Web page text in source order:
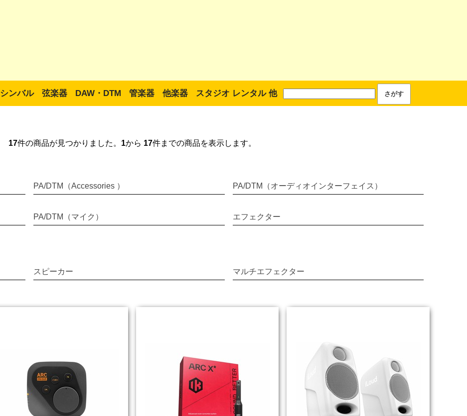
シンバル 弦楽器 DAW・DTM 管楽器 他楽器 スタジオ レンタル 他
17件の商品が見つかりました。 1から 17件までの商品を表示します。
PA/DTM（Accessories ） PA/DTM（オーディオインターフェイス）
PA/DTM（マイク） エフェクター
スピーカー マルチエフェクター